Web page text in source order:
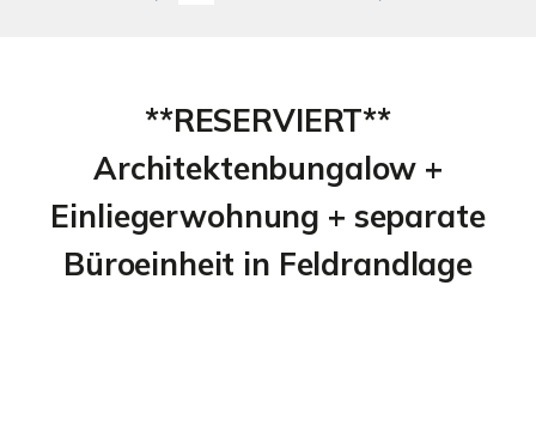
**RESERVIERT**
Architektenbungalow +
Einliegerwohnung + separate
Büroeinheit in Feldrandlage